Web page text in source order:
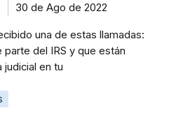
30 de Ago de 2022
una de estas llamadas:
del IRS y que están
judicial en tu